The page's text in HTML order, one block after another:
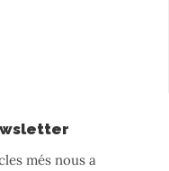
més nous a